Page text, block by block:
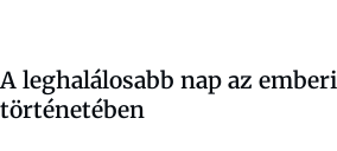
A leghalálosabb nap az
történetében